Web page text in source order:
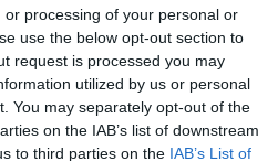
processing of your personal or
use the below opt-out section to
request is processed you may
utilized by us or personal
You may separately opt-out of the
on the IAB’s list of downstream
to third parties on the IAB’s List of